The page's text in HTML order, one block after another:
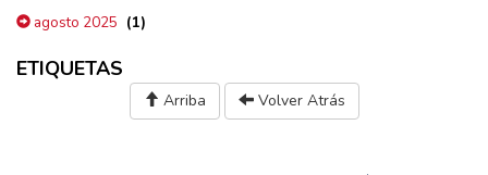
agosto 2025 (1)
ETIQUETAS
Arriba Volver Atrás